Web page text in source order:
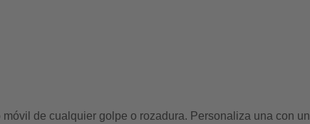
de cualquier golpe o rozadura. Personaliza una con un